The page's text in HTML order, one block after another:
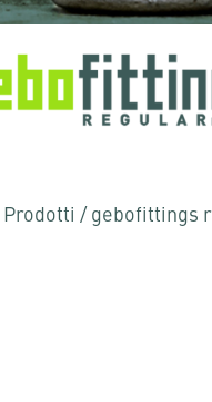
Prodotti / gebofittings